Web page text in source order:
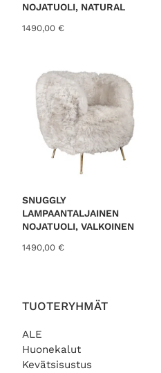
TUOTERYHMÄT
ALE
Huonekalut
Kevätsisustus
NOJATUOLI, NATURAL
1490,00 €
SNUGGLY
LAMPAANTALJAINEN
NOJATUOLI, VALKOINEN
1490,00 €